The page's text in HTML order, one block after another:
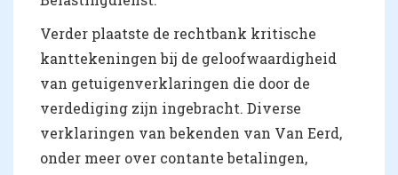
Verder plaatste de rechtbank kritische
kanttekeningen bij de geloofwaardigheid
van getuigenverklaringen die door de
verdediging zijn ingebracht. Diverse
verklaringen van bekenden van Van Eerd,
onder meer over contante betalingen,